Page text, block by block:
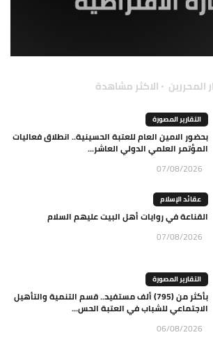
المحررين الاكثر مشاهدة
التقارير المصورة
بحضور الامين العام للعتبة الحسينية.. انطلاق فعاليات
المؤتمر العلمي الدولي العاشر...
07/08/2026
عقائد الإسلام
القناعة في روايات أهل البيت عليهم السلام
07/08/2026
التقارير المصورة
بأكثر من (795) ألف مستفيد.. قسم التنمية والتأهيل
الاجتماعي للشباب في العتبة الحس...
06/08/2026